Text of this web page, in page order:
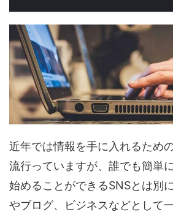
近年では情報を手に入れるため
流行っていますが、誰でも簡単
始めることができるSNSとは別
やブログ、ビジネスなどとして